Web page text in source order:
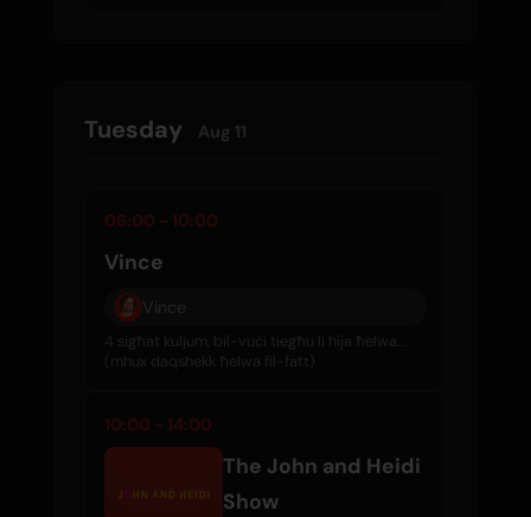
Tuesday Aug 11
06:00 - 10:00
Vince
Vince
4 sigħat kuljum, bil-vuċi tiegħu li hija ħelwa...
(mhux daqshekk ħelwa fil-fatt)
10:00 - 14:00
The John and Heidi
Show